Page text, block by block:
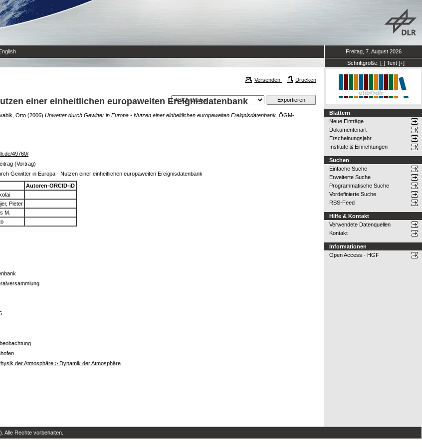
Freitag, 7. August 2026
Schriftgröße: [-] Text [+]
Versenden Drucken
einer einheitlichen europaweiten Ereignisdatenbank
Otto (2006) Unwetter durch Gewitter in Europa - Nutzen einer einheitlichen europaweiten Ereignisdatenbank. ÖGM-
49760/
(Vortrag)
Gewitter in Europa - Nutzen einer einheitlichen europaweiten Ereignisdatenbank
Autoren-ORCID-iD
Pieter
M.
der Atmosphäre > Dynamik der Atmosphäre
Blättern
Neue Einträge
Dokumentenart
Erscheinungsjahr
Institute & Einrichtungen
Suchen
Einfache Suche
Erweiterte Suche
Programmatische Suche
Vordefinierte Suche
RSS-Feed
Hilfe & Kontakt
Verwendete Datenquellen
Kontakt
Informationen
Open Access - HGF
Alle Rechte vorbehalten.